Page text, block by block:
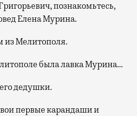
познакомьтесь,
Елена Мурина.
Мелитополя.
была лавка Мурина…
дедушки.
первые карандаши и